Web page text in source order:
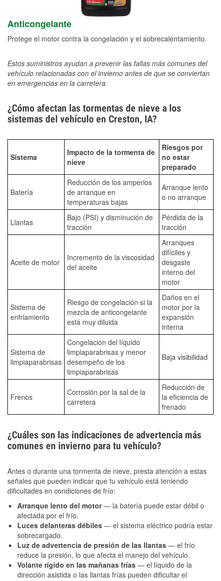
Anticongelante
Protege el motor contra la congelación y el sobrecalentamiento.
Estos suministros ayudan a prevenir las fallas más comunes del
vehículo relacionadas con el invierno antes de que se conviertan
en emergencias en la carretera.
¿Cómo afectan las tormentas de nieve a los
sistemas del vehículo en Creston, IA?
Sistema
Impacto de la tormenta de
nieve
Riesgos por
no estar
preparado
Batería
Reducción de los amperios
de arranque en
temperaturas bajas
Arranque lento
o no arranque
Llantas
Bajo (PSI) y disminución de
tracción
Pérdida de la
tracción
Aceite de motor
Incremento de la viscosidad
del aceite
Arranques
difíciles y
desgaste
interno del
motor
Sistema de
enfriamiento
Riesgo de congelación si la
mezcla de anticongelante
está muy diluida
Daños en el
motor por la
expansión
interna
Sistema de
limpiaparabrisas
Congelación del líquido
limpiaparabrisas y menor
desempeño de los
limpiaparabrisas
Baja visibilidad
Frenos
Corrosión por la sal de la
carretera
Reducción de
la eficiencia de
frenado
¿Cuáles son las indicaciones de advertencia más
comunes en invierno para tu vehículo?
Antes o durante una tormenta de nieve, presta atención a estas
señales que pueden indicar que tu vehículo está teniendo
dificultades en condiciones de frío:
Arranque lento del motor— la batería puede estar débil o
afectada por el frío.
Luces delanteras débiles — el sistema eléctrico podría estar
sobrecargado.
Luz de advertencia de presión de las llantas — el frío
reduce la presión, lo que afecta el manejo del vehículo.
Volante rígido en las mañanas frías — el líquido de la
dirección asistida o las llantas frías pueden dificultar el